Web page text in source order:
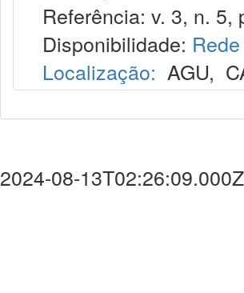
Referência: v. 3, n. 5,
Disponibilidade:
Localização: AGU,
2024-08-